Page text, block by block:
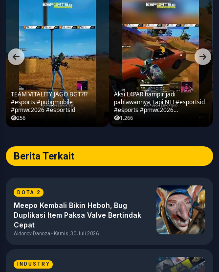
TEAM VITALITY JAGO BGT?!?
#esports #pubgmobile
#pmwc2026 #esportsid
256
Aksi L4PAR hampir jadi
pahlawannya, tapi NT! #esportsid
#esports #pmwc2026
#pubgmobile #teamrrq
1,266
Berita Terkait
DOTA 2
Meepo Kembali Bikin Heboh, Bug
Duplikasi Item Paksa Valve Bertindak
Cepat
Aldonov Danoza - Kamis, 30 Juli 2026
INDUSTRY